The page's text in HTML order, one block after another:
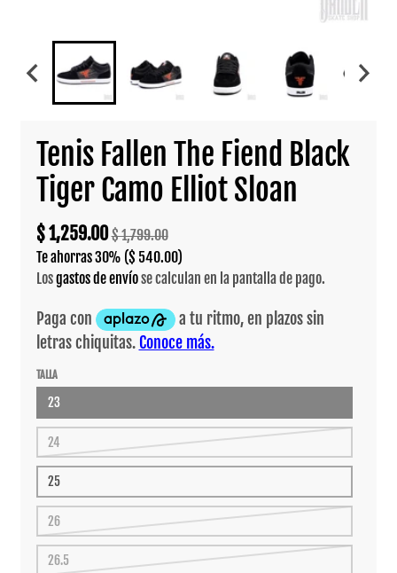
Tenis Fallen The Fiend Black
Tiger Camo Elliot Sloan
$ 1,259.00$ 1,799.00
Te ahorras30% ($ 540.00)
Losgastos de envíose calculan en la pantalla de pago.
TALLA
23
24
25
26
26.5